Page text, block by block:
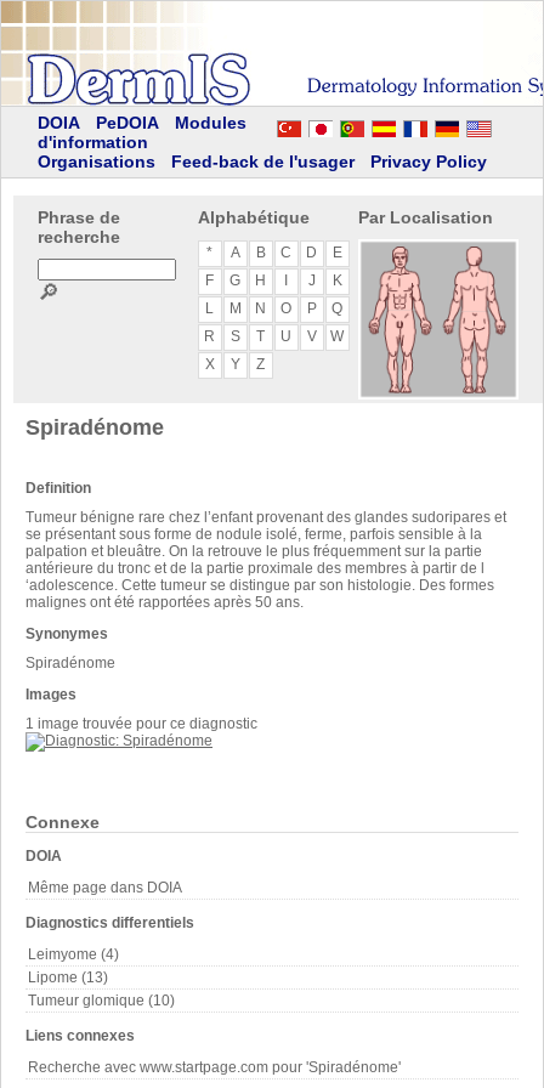
DOIA PeDOIA
Modules
d'information
Organisations
Feed-back de l'usager Privacy Policy
Phrase de
recherche
🔎
Alphabétique
* A B C D
E
F
G H J
K
L
M N O P
Q
R
S T U V
W
X
Y Z
Par Localisation
Connexe
DOIA
Même page dans DOIA
Diagnostics differentiels
Leimyome (4)
Lipome (13)
Tumeur glomique (10)
Liens connexes
Recherche avec www.startpage.com pour 'Spiradénome'
Spiradénome
Definition
Tumeur bénigne rare chez l’enfant provenant des glandes sudoripares et
se présentant sous forme de nodule isolé, ferme, parfois sensible à la
palpation et bleuâtre. On la retrouve le plus fréquemment sur la partie
antérieure du tronc et de la partie proximale des membres à partir de l
‘adolescence. Cette tumeur se distingue par son histologie. Des formes
malignes ont été rapportées après 50 ans.
Synonymes
Spiradénome
Images
1 image trouvée pour ce diagnostic